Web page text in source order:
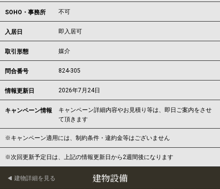
SOHO・事務所 不可
入居日 即入居可
取引形態 媒介
問合番号 824-305
情報更新日 2026年7月24日
キャンペーン情報
キャンペーン詳細内容やお見積り等は、即日ご案内をさせ
て頂きます
※キャンペーン適用には、制約条件・違約金等はございません
※次回更新予定日は、上記の情報更新日から2週間後になります
建物設備
建物詳細を見る